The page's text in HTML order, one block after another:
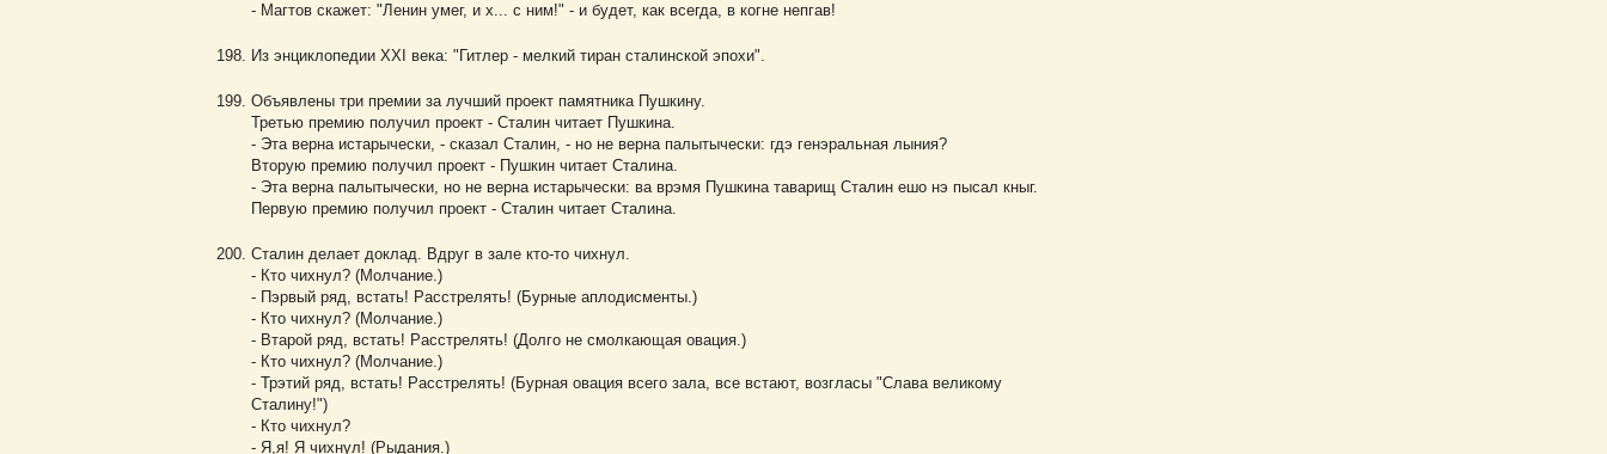
- Магтов скажет: "Ленин умег, и х... с ним!" - и будет, как всегда, в когне непгав!
Из энциклопедии XXI века: "Гитлер - мелкий тиран сталинской эпохи".
Объявлены три премии за лучший проект памятника Пушкину.
Третью премию получил проект - Сталин читает Пушкина.
- Эта верна истарычески, - сказал Сталин, - но не верна палытычески: гдэ генэральная лыния?
Вторую премию получил проект - Пушкин читает Сталина.
- Эта верна палытычески, но не верна истарычески: ва врэмя Пушкина таварищ Сталин ешо нэ пысал кныг.
Первую премию получил проект - Сталин читает Сталина.
Сталин делает доклад. Вдруг в зале кто-то чихнул.
- Кто чихнул? (Молчание.)
- Пэрвый ряд, встать! Расстрелять! (Бурные аплодисменты.)
- Кто чихнул? (Молчание.)
- Втарой ряд, встать! Расстрелять! (Долго не смолкающая овация.)
- Кто чихнул? (Молчание.)
- Трэтий ряд, встать! Расстрелять! (Бурная овация всего зала, все встают, возгласы "Слава великому
Сталину!")
- Кто чихнул?
- Я,я! Я чихнул! (Рыдания.)